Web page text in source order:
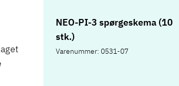
NEO-PI-3 spørgeskema (10
stk.)
Varenummer: 0531-07